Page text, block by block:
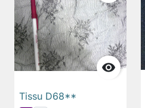

Tissu D68**